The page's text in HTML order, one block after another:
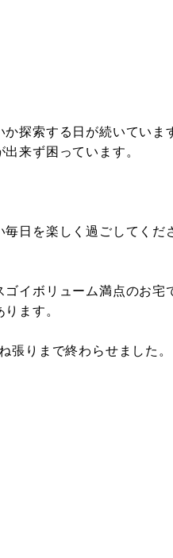
探索する日が続いていま
来ず困っています。
日を楽しく過ごしてくだ
イボリューム満点のお宅
ます。
張りまで終わらせました。